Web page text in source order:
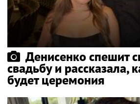
Денисенко спешит
свадьбу и рассказала,
будет церемония